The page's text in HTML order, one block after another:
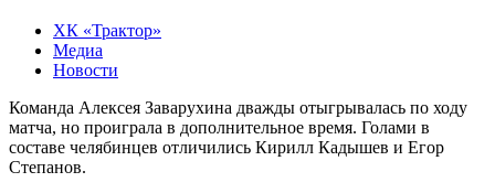
ХК «Трактор»
Медиа
Новости
Команда Алексея Заварухина дважды отыгрывалась по ходу
матча, но проиграла в дополнительное время. Голами в
составе челябинцев отличились Кирилл Кадышев и Егор
Степанов.